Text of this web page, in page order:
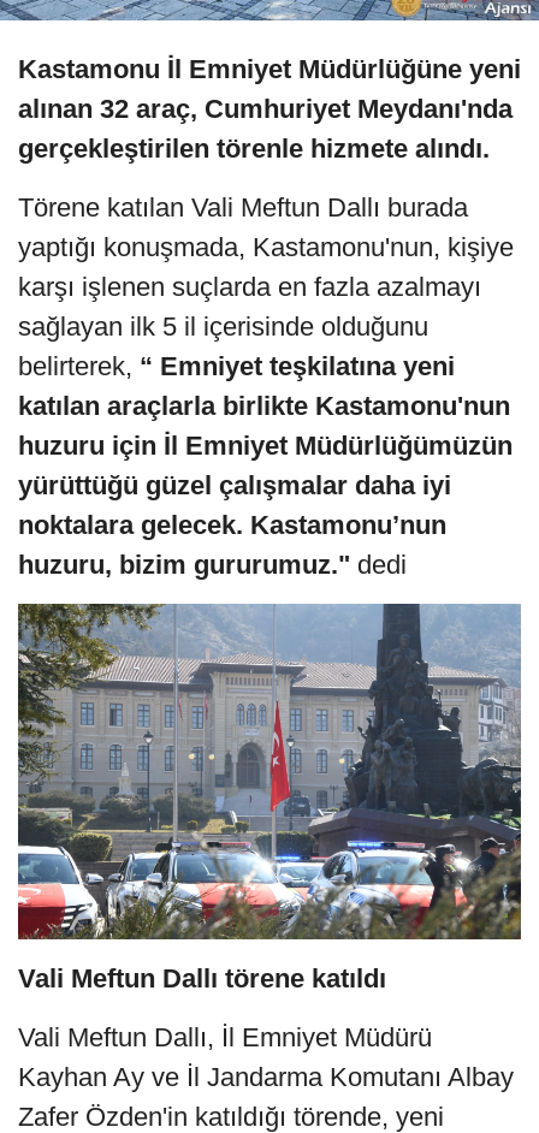
Kastamonu İl Emniyet Müdürlüğüne yeni
alınan 32 araç, Cumhuriyet Meydanı'nda
gerçekleştirilen törenle hizmete alındı.
Törene katılan Vali Meftun Dallı burada
yaptığı konuşmada, Kastamonu'nun, kişiye
karşı işlenen suçlarda en fazla azalmayı
sağlayan ilk 5 il içerisinde olduğunu
belirterek, “ Emniyet teşkilatına yeni
katılan araçlarla birlikte Kastamonu'nun
huzuru için İl Emniyet Müdürlüğümüzün
yürüttüğü güzel çalışmalar daha iyi
noktalara gelecek. Kastamonu’nun
huzuru, bizim gururumuz." dedi
Vali Meftun Dallı törene katıldı
Vali Meftun Dallı, İl Emniyet Müdürü
Kayhan Ay ve İl Jandarma Komutanı Albay
Zafer Özden'in katıldığı törende, yeni